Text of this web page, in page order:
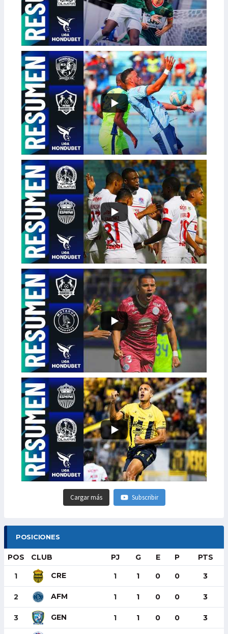
Cargar más Subscribir
POSICIONES
POS CLUB PJ G E P PTS
1 CRE 1 1 0 0 3
2 AFM 1 1 0 0 3
3 GEN 1 1 0 0 3